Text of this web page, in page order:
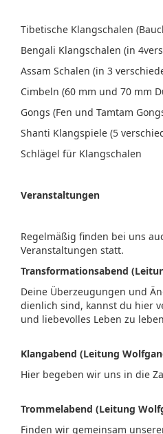
Tibetische Klangschalen
Bengali Klangschalen (in
Assam Schalen (in 3
Cimbeln (60 mm und 70 mm
Gongs (Fen und Tamtam
Shanti Klangspiele (5
Schlägel für Klangschalen
Veranstaltungen
Regelmäßig finden bei uns
Veranstaltungen statt.
Transformationsabend
Deine Überzeugungen und
dienlich sind, kannst du hier
und liebevolles Leben zu
Klangabend (Leitung
Hier begeben wir uns in die
Trommelabend (Leitung
Finden wir gemeinsam